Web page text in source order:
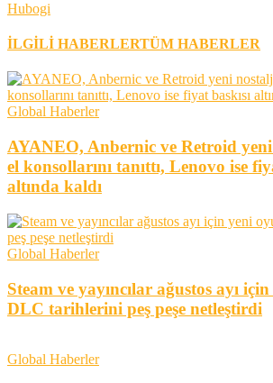
Hubogi
İLGİLİ HABERLERTÜM HABERLER
Global Haberler
AYANEO, Anbernic ve Retroid
el konsollarını tanıttı, Lenovo ise
altında kaldı
Global Haberler
Steam ve yayıncılar ağustos ayı
DLC tarihlerini peş peşe netleştirdi
Global Haberler